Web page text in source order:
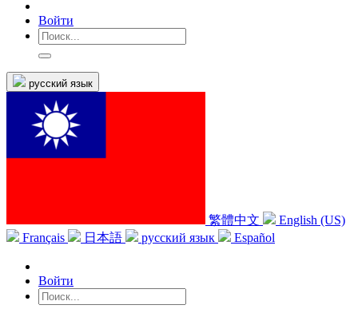
Войти
русский язык
繁體中文
English (US)
Français
日本語 русский язык Español
Войти